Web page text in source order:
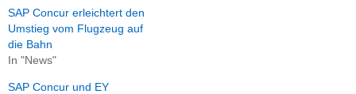
SAP Concur erleichtert den
Umstieg vom Flugzeug auf
die Bahn
In "News"
SAP Concur und EY